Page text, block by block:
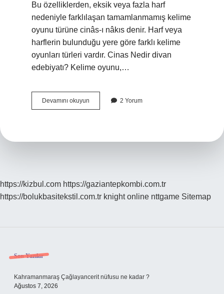
Bu özelliklerden, eksik veya fazla harf
nedeniyle farklılaşan tamamlanmamış kelime
oyunu türüne cinâs-ı nâkıs denir. Harf veya
harflerin bulunduğu yere göre farklı kelime
oyunları türleri vardır. Cinas Nedir divan
edebiyatı? Kelime oyunu,…
Devamını okuyun Mürekkeb
Cinas
2 Yorum
https://kizbul.com https://gaziantepkombi.com.tr
https://bolukbasitekstil.com.tr knight online nttgame Sitemap
Sidebar
Son Yazılar
Kahramanmaraş Çağlayancerit nüfusu ne kadar ?
Ağustos 7, 2026